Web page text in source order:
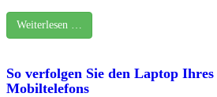
Weiterlesen …
So verfolgen Sie den Laptop
Mobiltelefons